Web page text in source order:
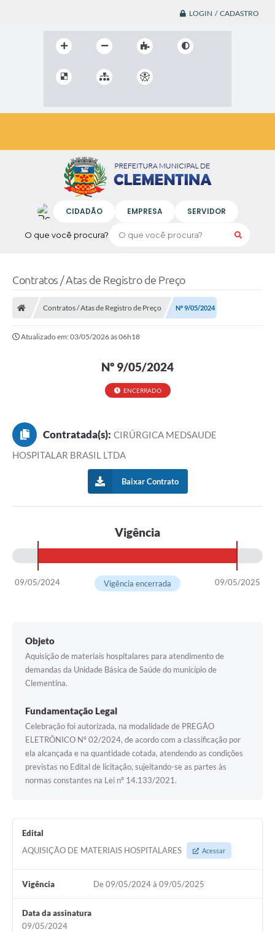
LOGIN / CADASTRO
O que você procura?
CIDADÃO EMPRESA SERVIDOR
Contratos / Atas de Registro de Preço
Contratos / Atas de Registro de Preço Nº 9/05/2024
Atualizado em: 03/05/2026 às 06h18
Nº 9/05/2024
ENCERRADO
Contratada(s): CIRÚRGICA MEDSAUDE
HOSPITALAR BRASIL LTDA
Baixar Contrato
Vigência
09/05/2024 09/05/2025
Vigência encerrada
Objeto
Aquisição de materiais hospitalares para atendimento de
demandas da Unidade Básica de Saúde do município de
Clementina.
Fundamentação Legal
Celebração foi autorizada, na modalidade de PREGÃO
ELETRÔNICO Nº 02/2024, de acordo com a classificação por
ela alcançada e na quantidade cotada, atendendo as condições
previstas no Edital de licitação, sujeitando-se as partes às
normas constantes na Lei nº 14.133/2021.
Edital
AQUISIÇÃO DE MATERIAIS HOSPITALARES
Acessar
Vigência De 09/05/2024 à 09/05/2025
Data da assinatura
09/05/2024